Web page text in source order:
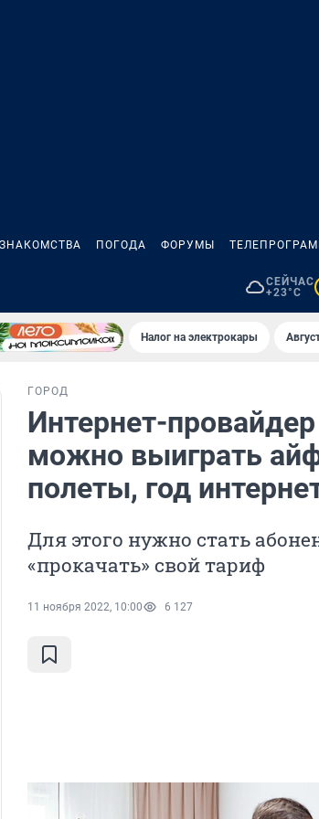
ЗНАКОМСТВА ПОГОДА ФОРУМЫ
СЕЙЧАС
+23°C
Налог на электрокары
ГОРОД
Интернет-
можно выиграть
полеты, год
Для этого нужно стать
«прокачать» свой тариф
11 ноября 2022, 10:00 6 127